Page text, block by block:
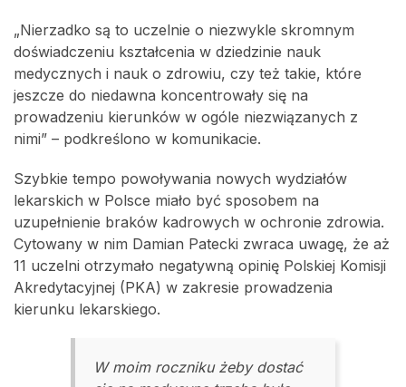
„Nierzadko są to uczelnie o niezwykle skromnym
doświadczeniu kształcenia w dziedzinie nauk
medycznych i nauk o zdrowiu, czy też takie, które
jeszcze do niedawna koncentrowały się na
prowadzeniu kierunków w ogóle niezwiązanych z
nimi” – podkreślono w komunikacie.
Szybkie tempo powoływania nowych wydziałów
lekarskich w Polsce miało być sposobem na
uzupełnienie braków kadrowych w ochronie zdrowia.
Cytowany w nim Damian Patecki zwraca uwagę, że aż
11 uczelni otrzymało negatywną opinię Polskiej Komisji
Akredytacyjnej (PKA) w zakresie prowadzenia
kierunku lekarskiego.
W moim roczniku żeby dostać